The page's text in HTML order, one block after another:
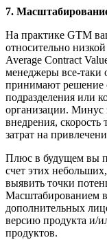
7.
На практике GTM
относительно
Average Contract
менеджеры все-
принимают решение
подразделения или
организации. Минус
внедрения,
затрат на
Плюс в будущем вы
счет этих
выявить точки
Масштабированием
дополнительных
версию продукта и/
продуктов.